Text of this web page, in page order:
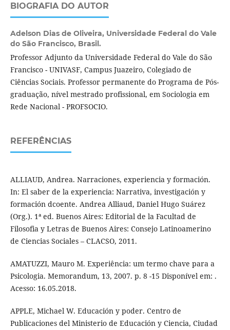
BIOGRAFIA DO AUTOR
Adelson Dias de Oliveira, Universidade Federal do Vale
do São Francisco, Brasil.
Professor Adjunto da Universidade Federal do Vale do São
Francisco - UNIVASF, Campus Juazeiro, Colegiado de
Ciências Sociais. Professor permanente do Programa de Pós-
graduação, nível mestrado profissional, em Sociologia em
Rede Nacional - PROFSOCIO.
REFERÊNCIAS
ALLIAUD, Andrea. Narraciones, experiencia y formación.
In: El saber de la experiencia: Narrativa, investigación y
formación dcoente. Andrea Alliaud, Daniel Hugo Suárez
(Org.). 1ª ed. Buenos Aires: Editorial de la Facultad de
Filosofia y Letras de Buenos Aires: Consejo Latinoamerino
de Ciencias Sociales – CLACSO, 2011.
AMATUZZI, Mauro M. Experiência: um termo chave para a
Psicologia. Memorandum, 13, 2007. p. 8 -15 Disponível em: .
Acesso: 16.05.2018.
APPLE, Michael W. Educación y poder. Centro de
Publicaciones del Ministerio de Educación y Ciencia, Ciudad